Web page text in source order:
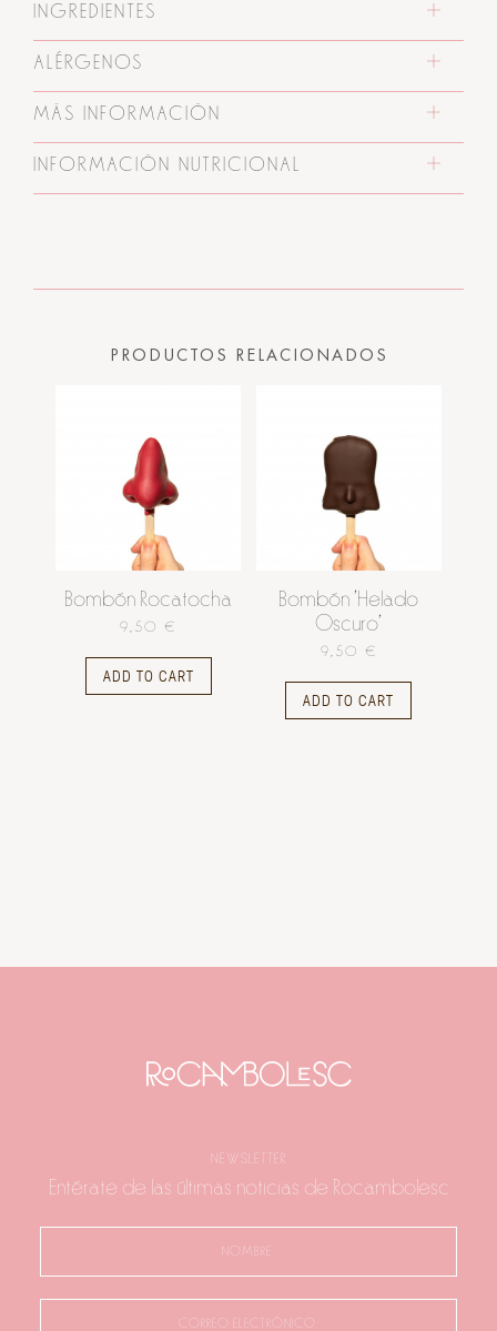
INGREDIENTES
ALÉRGENOS
MÁS INFORMACIÓN
INFORMACIÓN NUTRICIONAL
PRODUCTOS RELACIONADOS
Bombón Rocatocha
9,50 €
ADD TO CART
Bombón 'Helado
Oscuro'
9,50 €
ADD TO CART
NEWSLETTER
Entérate de las últimas noticias de Rocambolesc